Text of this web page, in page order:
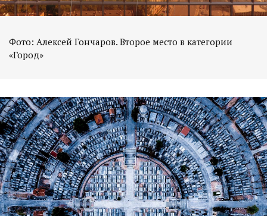
Фото: Алексей Гончаров. Второе место в категории
«Город»